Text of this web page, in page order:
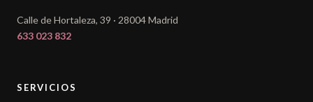
Calle de Hortaleza, 39 · 28004 Madrid
633 023 832
SERVICIOS